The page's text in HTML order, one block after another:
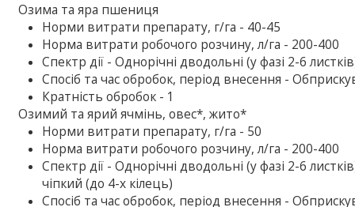
Озима та яра пшениця
Норми витрати препарату, г/га - 40-45
Норма витрати робочого розчину, л/га - 200-400
Спектр дії - Однорічні дводольні (у фазі 2-6
Спосіб та час обробок, період внесення -
Кратність обробок - 1
Озимий та ярий ячмінь, овес*, жито*
Норми витрати препарату, г/га - 50
Норма витрати робочого розчину, л/га - 200-400
Спектр дії - Однорічні дводольні (у фазі 2-6
чіпкий (до 4-х кілець)
Спосіб та час обробок, період внесення -